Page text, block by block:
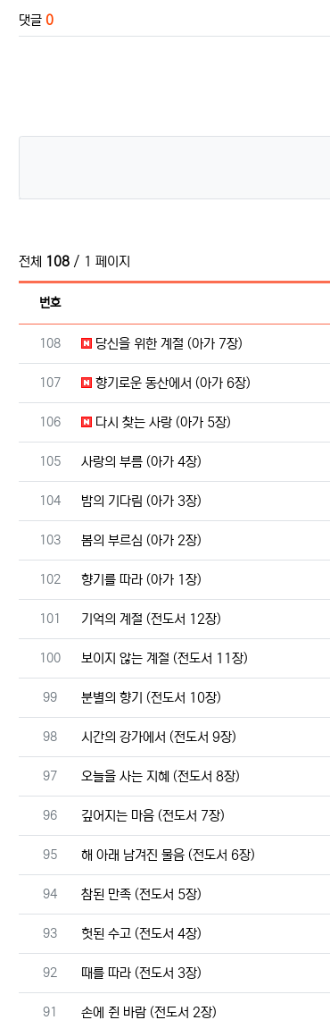
댓글 0
전체 108 / 1 페이지
번호
번호
108 당신을 위한 계절 (아가 7장)
번호
107 향기로운 동산에서 (아가 6장)
번호
106 다시 찾는 사랑 (아가 5장)
번호
105 사랑의 부름 (아가 4장)
번호
104 밤의 기다림 (아가 3장)
번호
103 봄의 부르심 (아가 2장)
번호
102 향기를 따라 (아가 1장)
번호
101 기억의 계절 (전도서 12장)
번호
100 보이지 않는 계절 (전도서 11장)
번호
99 분별의 향기 (전도서 10장)
번호
98 시간의 강가에서 (전도서 9장)
번호
97 오늘을 사는 지혜 (전도서 8장)
번호
96 깊어지는 마음 (전도서 7장)
번호
95 해 아래 남겨진 물음 (전도서 6장)
번호
94 참된 만족 (전도서 5장)
번호
93 헛된 수고 (전도서 4장)
번호
92 때를 따라 (전도서 3장)
번호
91 손에 쥔 바람 (전도서 2장)